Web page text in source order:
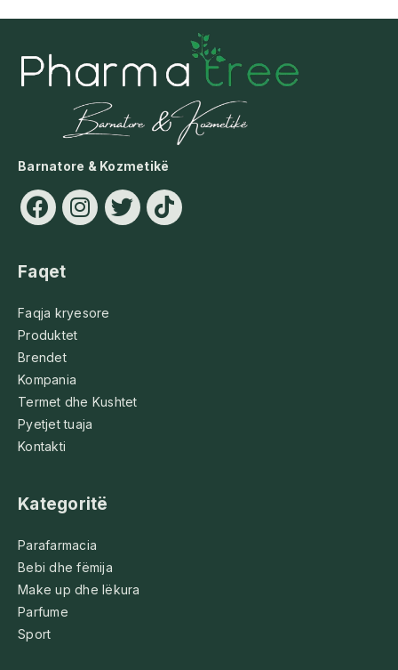
Barnatore & Kozmetikë
Faqet
Faqja kryesore
Produktet
Brendet
Kompania
Termet dhe Kushtet
Pyetjet tuaja
Kontakti
Kategoritë
Parafarmacia
Bebi dhe fëmija
Make up dhe lëkura
Parfume
Sport